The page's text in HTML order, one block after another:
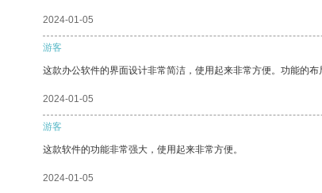
2024-01-05
游客
这款办公软件的界面设计非常简洁，使用起来非常方便。功能的布
2024-01-05
游客
这款软件的功能非常强大，使用起来非常方便。
2024-01-05